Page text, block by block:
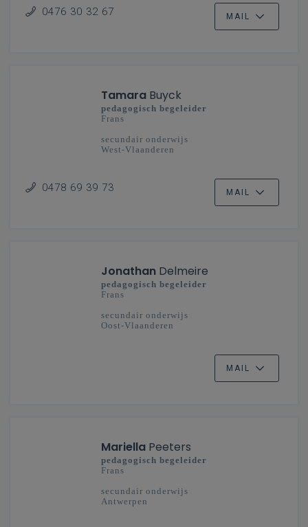
0476 30 32 67 MAIL
Tamara Buyck
pedagogisch begeleider
Frans
secundair onderwijs
West-Vlaanderen
0478 69 39 73 MAIL
Jonathan Delmeire
pedagogisch begeleider
Frans
secundair onderwijs
Oost-Vlaanderen
MAIL
Mariella Peeters
pedagogisch begeleider
Frans
secundair onderwijs
Antwerpen